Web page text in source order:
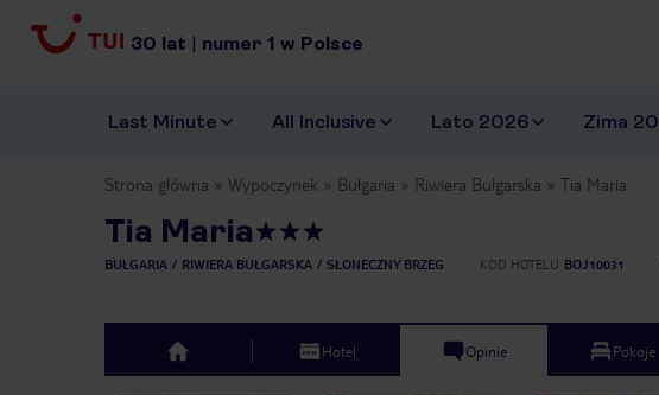
30 lat | numer 1 w Polsce
Last Minute All Inclusive Lato 2026 Zima
Strona główna Wypoczynek Bułgaria Riwiera Bułgarska Tia Maria
Tia Maria
BUŁGARIA RIWIERA BUŁGARSKA SŁONECZNY BRZEG KOD HOTELU BOJ10031
top Hotel Opinie Pokoje